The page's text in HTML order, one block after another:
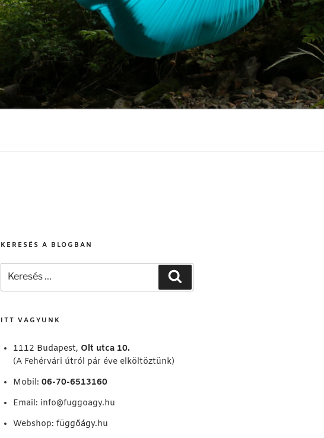
KERESÉS A BLOGBAN
következő
ITT VAGYUNK
1112 Budapest, Olt utca 10.
(A Fehérvári útról pár éve elköltöztünk)
Mobil: 06-70-6513160
Email: info@fuggoagy.hu
Webshop: függőágy.hu